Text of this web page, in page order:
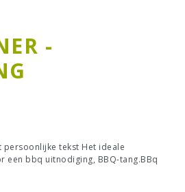
-
persoonlijke tekst Het ideale
een bbq uitnodiging, BBQ-tang.BBq